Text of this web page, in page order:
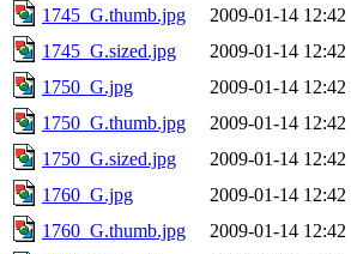
1745_G.thumb.jpg
2009-01-14 12:42
1745_G.sized.jpg
2009-01-14 12:42
1750_G.jpg
2009-01-14 12:42
1750_G.thumb.jpg
2009-01-14 12:42
1750_G.sized.jpg
2009-01-14 12:42
1760_G.jpg
2009-01-14 12:42
1760_G.thumb.jpg
2009-01-14 12:42